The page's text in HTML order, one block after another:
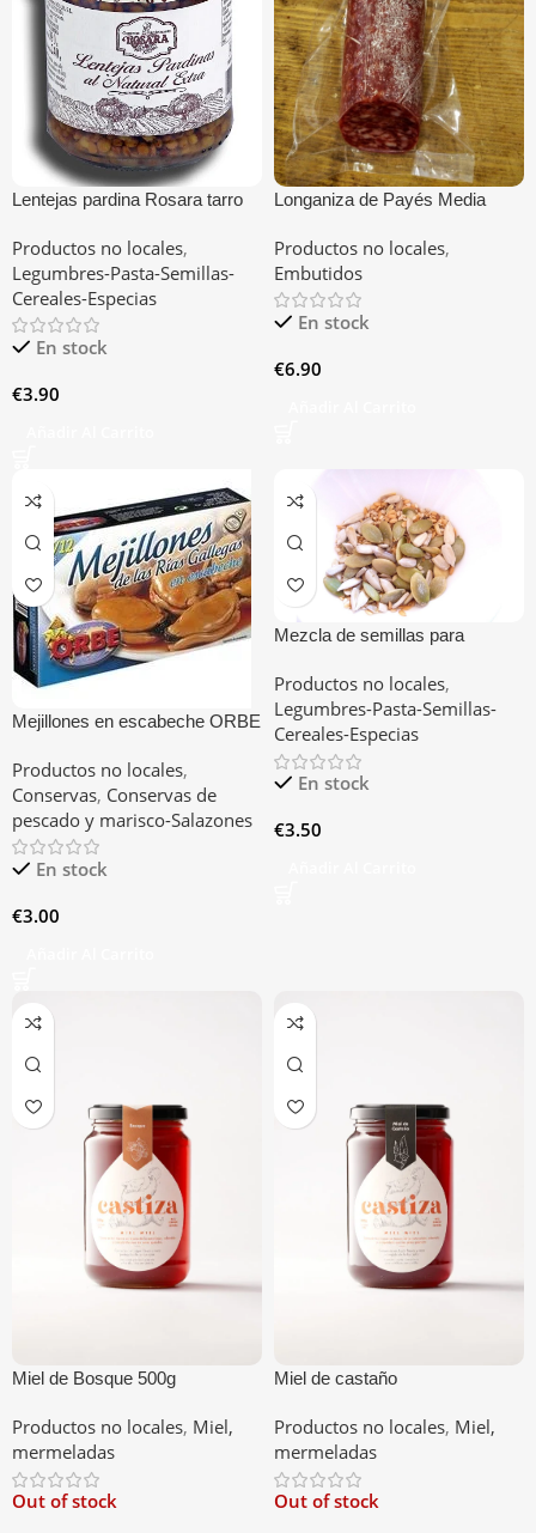
Lentejas pardina Rosara tarro
Productos no locales,
Legumbres-Pasta-Semillas-
Cereales-Especias
En stock
€3.90
Longaniza de Payés Media
Productos no locales,
Embutidos
En stock
€6.90
Mejillones en escabeche ORBE
Productos no locales,
Conservas, Conservas de
pescado y marisco-Salazones
En stock
€3.00
Mezcla de semillas para
Productos no locales,
Legumbres-Pasta-Semillas-
Cereales-Especias
En stock
€3.50
Miel de Bosque 500g
Productos no locales, Miel,
mermeladas
Out of stock
Miel de castaño
Productos no locales, Miel,
mermeladas
Out of stock